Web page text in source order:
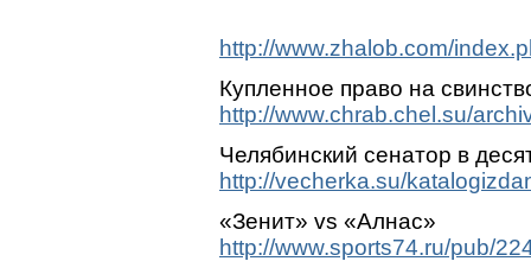
http://www.zhalob.com/
Купленное право на
http://www.chrab.chel.su/
Челябинский сенатор в
http://vecherka.su/
«Зенит» vs «Алнас»
http://www.sports74.ru/pub/